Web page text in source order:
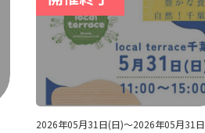
2026年05月31日(日)～2026年05月31